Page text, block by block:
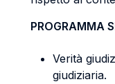
PROGRAMMA
Verità
giudiziaria.